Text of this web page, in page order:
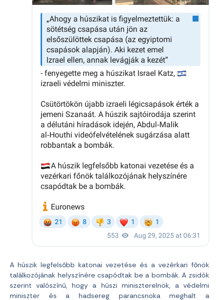
A húszik legfelsőbb katonai vezetése és a vezérkari főnök
találkozójának helyszínére csapódtak be a bombák. A zsidók
szerint valószínű, hogy a húszi miniszterelnök, a védelmi
miniszter és a hadsereg parancsnoka meghalt a